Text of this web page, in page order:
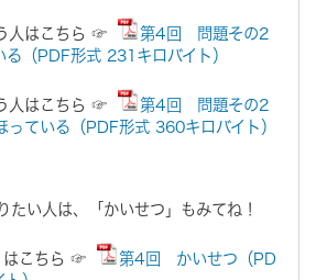
はこちら ☞
第4回 問題その2
（PDF形式 231キロバイト）
はこちら ☞
第4回 問題その2
ている（PDF形式 360キロバイト）
たい人は、「かいせつ」もみてね！
こちら ☞
第4回 かいせつ（PD